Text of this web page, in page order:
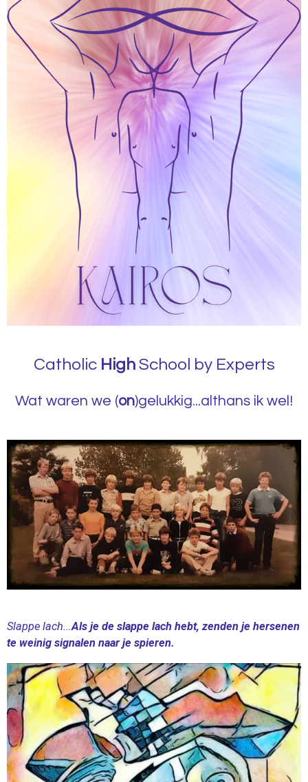
Catholic HighSchool by Experts
Wat waren we (on)gelukkig...althans ik wel!
Slappe lach...Als je de slappe lach hebt, zenden je hersenen
te weinig signalen naar je spieren.